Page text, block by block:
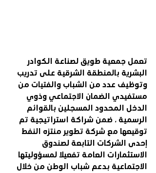
تعمل جمعية طويق لصناعة الكوادر
البشرية بالمنطقة الشرقية على تدريب
وتوظيف عدد من الشباب والفتيات من
مستفيدي الضمان الاجتماعي وذوي
الدخل المحدود المسجلين بالقوائم
الرسمية ، ضمن شراكة استراتيجية تم
توقيعها مع شركة تطوير منتزه النفط
إحدى الشركات التابعة لصندوق
الاستثمارات العامة تفعيلا لمسؤوليتها
الاجتماعية بدعم شباب الوطن من خلال